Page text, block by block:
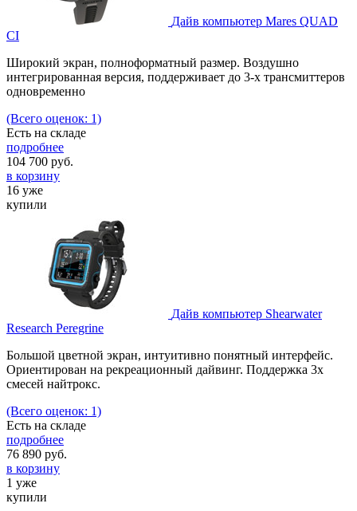
Дайв компьютер Mares QUAD
CI
Широкий экран, полноформатный размер. Воздушно
интегрированная версия, поддерживает до 3-х трансмиттеров
одновременно
(Всего оценок: 1)
Есть на складе
подробнее
104 700 руб.
в корзину
16 уже
купили
Дайв компьютер Shearwater
Research Peregrine
Большой цветной экран, интуитивно понятный интерфейс.
Ориентирован на рекреационный дайвинг. Поддержка 3х
смесей найтрокс.
(Всего оценок: 1)
Есть на складе
подробнее
76 890 руб.
в корзину
1 уже
купили